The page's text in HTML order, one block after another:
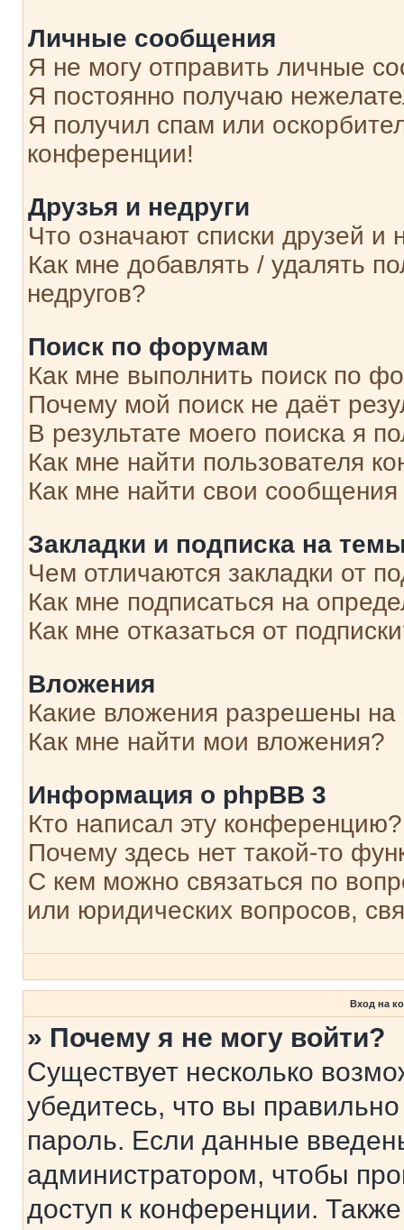
Личные сообщения
Я не могу отправить личные
Я постоянно получаю
Я получил спам или
конференции!
Друзья и недруги
Что означают списки друзей и
Как мне добавлять / удалять
недругов?
Поиск по форумам
Как мне выполнить поиск по
Почему мой поиск не даёт
В результате моего поиска я
Как мне найти пользователя
Как мне найти свои
Закладки и подписка на
Чем отличаются закладки от
Как мне подписаться на
Как мне отказаться от
Вложения
Какие вложения разрешены
Как мне найти мои вложения?
Информация о phpBB 3
Кто написал эту конференцию?
Почему здесь нет такой-то
С кем можно связаться по
или юридических вопросов,
Вход на
» Почему я не могу войти?
Существует несколько
убедитесь, что вы
пароль. Если данные
администратором, чтобы
доступ к конференции.